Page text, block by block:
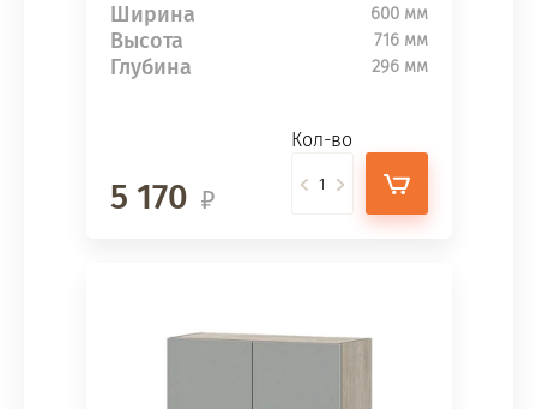
Ширина 600 мм
Высота 716 мм
Глубина 296 мм
5 170
Кол-во